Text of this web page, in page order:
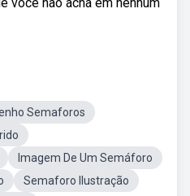
Semaforos
Imagem De Um Semáforo
Semaforo Ilustração